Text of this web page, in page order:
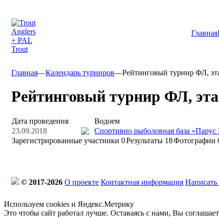
Главная
Главная—Календарь турниров—Рейтинговый турнир ФЛ,
Рейтинговый турнир ФЛ,
Дата проведения
Водоем
23.09.2018
Спортивно рыболовная база
Зарегистрированные участники 0Результаты 18Фотографии
© 2017-2026 О проекте Контактная информация
Используем cookies и Яндекс.Метрику
Это чтобы сайт работал лучше. Оставаясь с нами, Вы